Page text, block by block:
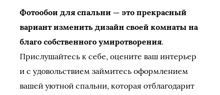
Фотообои для спальни — это прекрасный
вариант изменить дизайн своей комнаты на
благо собственного умиротворения.
Прислушайтесь к себе, оцените ваш интерьер
и с удовольствием займитесь оформлением
вашей уютной спальни, которая отблагодарит